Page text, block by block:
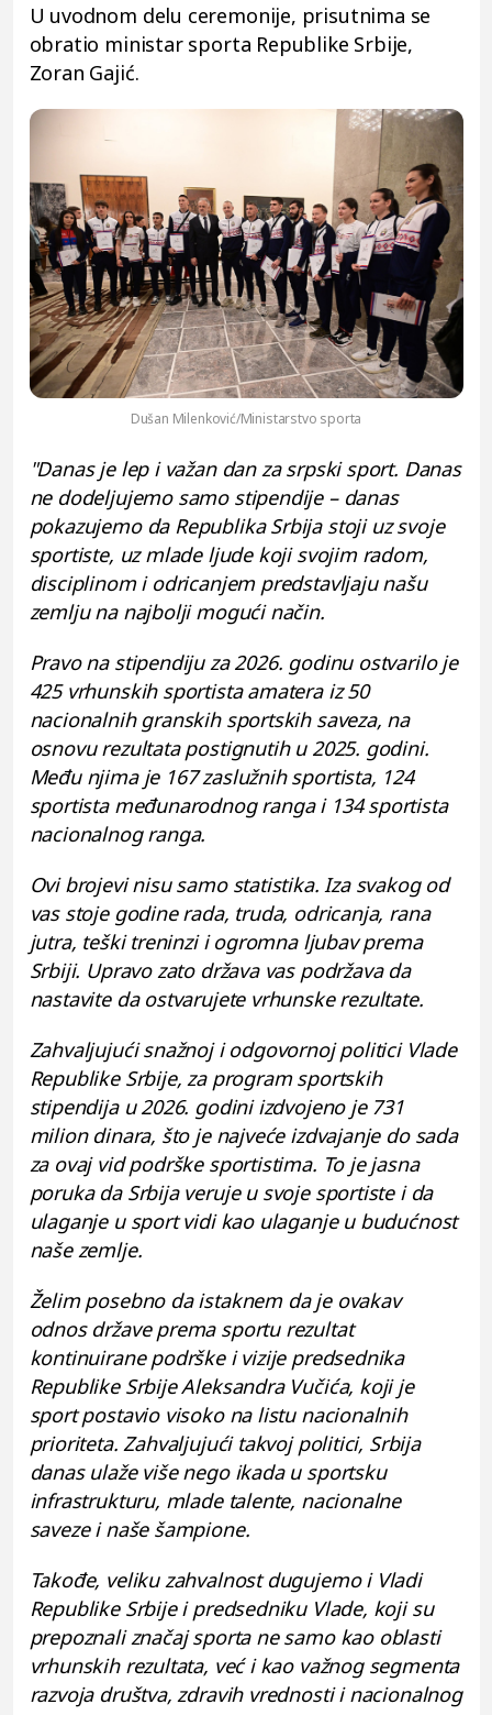
U uvodnom delu ceremonije, prisutnima se
obratio ministar sporta Republike Srbije,
Zoran Gajić.
Dušan Milenković/Ministarstvo sporta
"Danas je lep i važan dan za srpski sport. Danas
ne dodeljujemo samo stipendije – danas
pokazujemo da Republika Srbija stoji uz svoje
sportiste, uz mlade ljude koji svojim radom,
disciplinom i odricanjem predstavljaju našu
zemlju na najbolji mogući način.
Pravo na stipendiju za 2026. godinu ostvarilo je
425 vrhunskih sportista amatera iz 50
nacionalnih granskih sportskih saveza, na
osnovu rezultata postignutih u 2025. godini.
Među njima je 167 zaslužnih sportista, 124
sportista međunarodnog ranga i 134 sportista
nacionalnog ranga.
Ovi brojevi nisu samo statistika. Iza svakog od
vas stoje godine rada, truda, odricanja, rana
jutra, teški treninzi i ogromna ljubav prema
Srbiji. Upravo zato država vas podržava da
nastavite da ostvarujete vrhunske rezultate.
Zahvaljujući snažnoj i odgovornoj politici Vlade
Republike Srbije, za program sportskih
stipendija u 2026. godini izdvojeno je 731
milion dinara, što je najveće izdvajanje do sada
za ovaj vid podrške sportistima. To je jasna
poruka da Srbija veruje u svoje sportiste i da
ulaganje u sport vidi kao ulaganje u budućnost
naše zemlje.
Želim posebno da istaknem da je ovakav
odnos države prema sportu rezultat
kontinuirane podrške i vizije predsednika
Republike Srbije Aleksandra Vučića, koji je
sport postavio visoko na listu nacionalnih
prioriteta. Zahvaljujući takvoj politici, Srbija
danas ulaže više nego ikada u sportsku
infrastrukturu, mlade talente, nacionalne
saveze i naše šampione.
Takođe, veliku zahvalnost dugujemo i Vladi
Republike Srbije i predsedniku Vlade, koji su
prepoznali značaj sporta ne samo kao oblasti
vrhunskih rezultata, već i kao važnog segmenta
razvoja društva, zdravih vrednosti i nacionalnog